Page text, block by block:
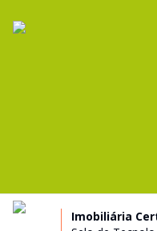
Imobiliária